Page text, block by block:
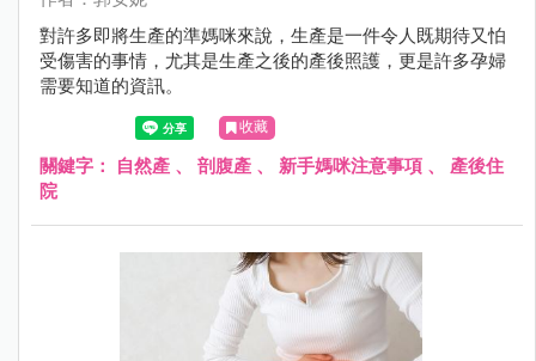
對許多即將生產的準媽咪來說，生產是一件令人既期待又怕
受傷害的事情，尤其是生產之後的產後照護，更是許多孕婦
需要知道的資訊。
收藏
關鍵字： 自然產 、 剖腹產 、 新手媽咪注意事項 、 產後住
院